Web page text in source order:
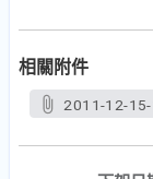
相關附件
2011-12-